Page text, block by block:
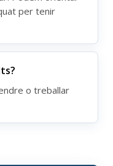
per tenir
o treballar